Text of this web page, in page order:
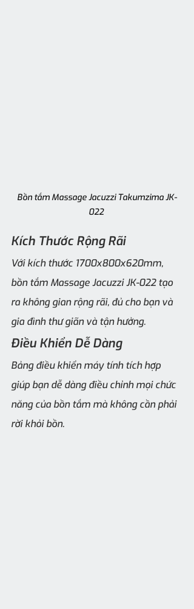
Bồn tắm Massage Jacuzzi Takumzima JK-
022
Kích Thước Rộng Rãi
Với kích thước 1700x800x620mm,
bồn tắm Massage Jacuzzi JK-022 tạo
ra không gian rộng rãi, đủ cho bạn và
gia đình thư giãn và tận hưởng.
Điều Khiển Dễ Dàng
Bảng điều khiển máy tính tích hợp
giúp bạn dễ dàng điều chỉnh mọi chức
năng của bồn tắm mà không cần phải
rời khỏi bồn.